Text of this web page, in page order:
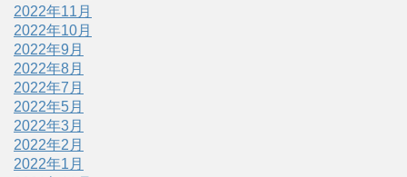
2022年11月
2022年10月
2022年9月
2022年8月
2022年7月
2022年5月
2022年3月
2022年2月
2022年1月